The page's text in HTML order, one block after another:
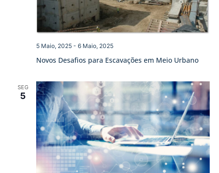
Novos Desafios para Escavações em Meio Urbano
5 Maio, 2025- 6 Maio, 2025
SEG
5